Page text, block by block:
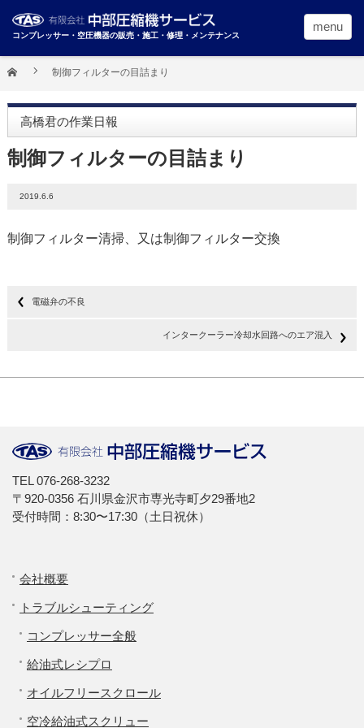
コンプレッサー・空圧機器の販売・施工・修理・メンテナンス
menu
制御フィルターの目詰まり
高橋君の作業日報
制御フィルターの目詰まり
2019.6.6
制御フィルター清掃、又は制御フィルター交換
電磁弁の不良
インタークーラー冷却水回路へのエア混入
TEL 076-268-3232
〒920-0356 石川県金沢市専光寺町夕29番地2
受付時間：8:30〜17:30（土日祝休）
会社概要
トラブルシューティング
コンプレッサー全般
給油式レシプロ
オイルフリースクロール
空冷給油式スクリュー